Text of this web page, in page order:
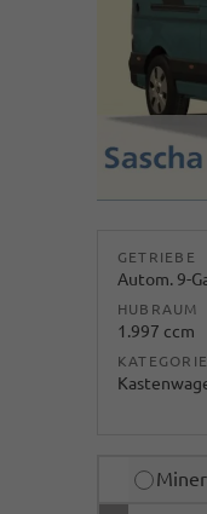
GETRIEBE
Autom. 9-
HUBRAUM
1.997 ccm
KATEGORIE